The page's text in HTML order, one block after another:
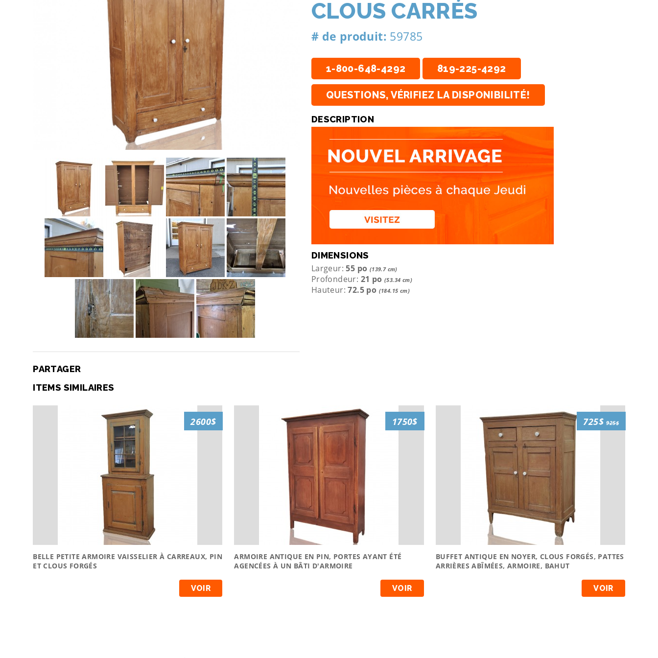
PARTAGER
CLOUS CARRÉS
# de produit: 59785
1-800-648-4292 819-225-4292
QUESTIONS, VÉRIFIEZ LA DISPONIBILITÉ!
DESCRIPTION
DIMENSIONS
Largeur: 55 po (139.7 cm)
Profondeur: 21 po (53.34 cm)
Hauteur: 72.5 po (184.15 cm)
ITEMS SIMILAIRES
BELLE PETITE ARMOIRE VAISSELIER À CARREAUX, PIN
ET CLOUS FORGÉS
VOIR
2600$
ARMOIRE ANTIQUE EN PIN, PORTES AYANT ÉTÉ
AGENCÉES À UN BÂTI D'ARMOIRE
VOIR
1750$
BUFFET ANTIQUE EN NOYER, CLOUS FORGÉS, PATTES
ARRIÈRES ABÎMÉES, ARMOIRE, BAHUT
VOIR
725$925$